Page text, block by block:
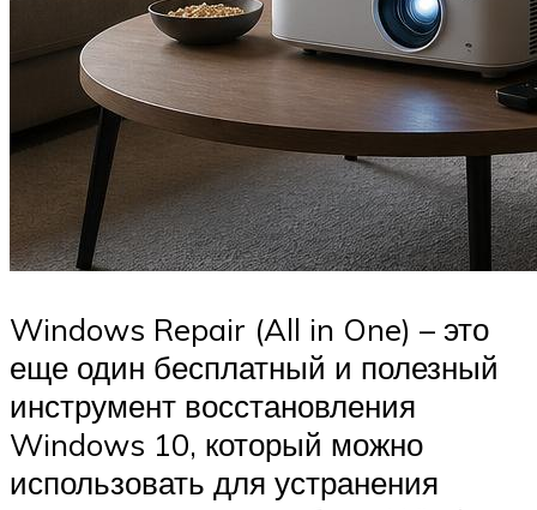
Windows Repair (All in One) – это
еще один бесплатный и полезный
инструмент восстановления
Windows 10, который можно
использовать для устранения